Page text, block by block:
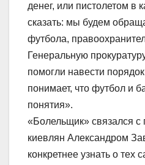
денег, или пистолетом в
сказать: мы будем
футбола,
Генеральную
помогли навести
понимает, что футбол и
понятия».
«Болельщик» связался
киевлян Александром
конкретнее узнать о тех